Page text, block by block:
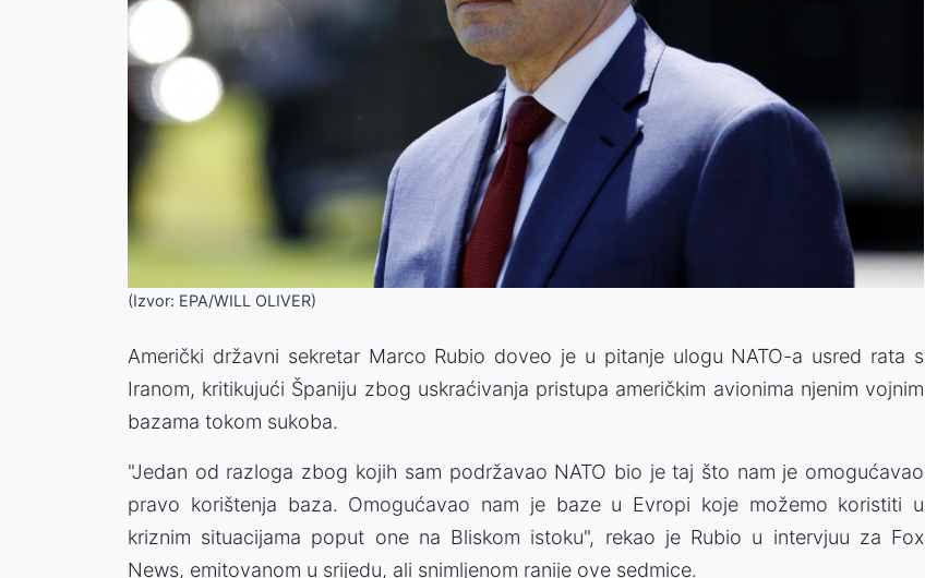
(Izvor: EPA/WILL OLIVER)
Američki državni sekretar Marco Rubio doveo je u pitanje ulogu NATO-a usred rata s
Iranom, kritikujući Španiju zbog uskraćivanja pristupa američkim avionima njenim vojnim
bazama tokom sukoba.
"Jedan od razloga zbog kojih sam podržavao NATO bio je taj što nam je omogućavao
pravo korištenja baza. Omogućavao nam je baze u Evropi koje možemo koristiti u
kriznim situacijama poput one na Bliskom istoku", rekao je Rubio u intervjuu za Fox
News, emitovanom u srijedu, ali snimljenom ranije ove sedmice.